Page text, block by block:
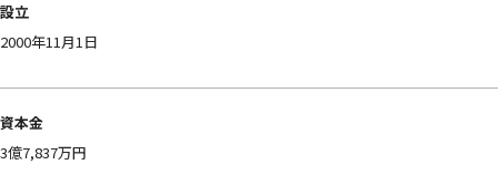
設立
2000年11月1日
資本金
3億7,837万円